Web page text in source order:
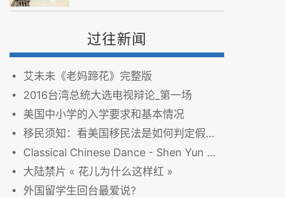
过往新闻
艾未未《老妈蹄花》完整版
2016台湾总统大选电视辩论_第一场
美国中小学的入学要求和基本情况
移民须知：看美国移民法是如何判定假结婚的(图)
Classical Chinese Dance - Shen Yun Dancer
大陆禁片 « 花儿为什么这样红 »
外国留学生回台最爱说?